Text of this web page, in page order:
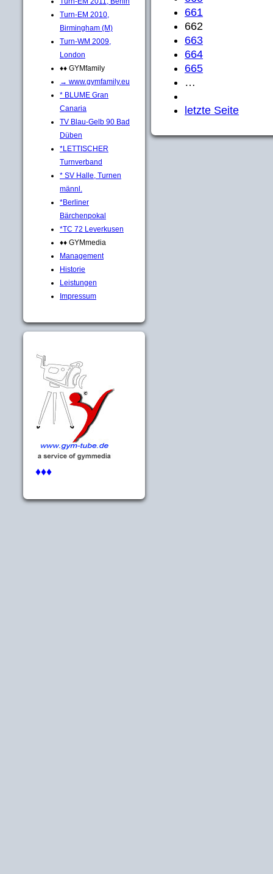
Turn-EM 2010,
Birmingham (M)
Turn-WM 2009,
London
♦♦ GYMfamily
→ www.gymfamily.eu
* BLUME Gran
Canaria
TV Blau-Gelb 90 Bad
Düben
*LETTISCHER
Turnverband
* SV Halle, Turnen
männl.
*Berliner
Bärchenpokal
*TC 72 Leverkusen
♦♦ GYMmedia
Management
Historie
Leistungen
Impressum
♦♦♦
661
662
663
664
665
…
letzte Seite